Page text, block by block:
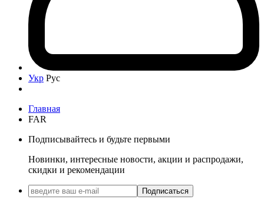
Укр Рус
Главная
FAR
Подписывайтесь и будьте первыми
Новинки, интересные новости, акции и распродажи,
скидки и рекомендации
Подписаться